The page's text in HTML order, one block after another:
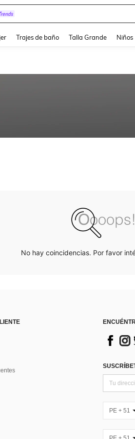
Trajes de baño Talla Grande Niños
No hay coincidencias. Por favor
PE + 51